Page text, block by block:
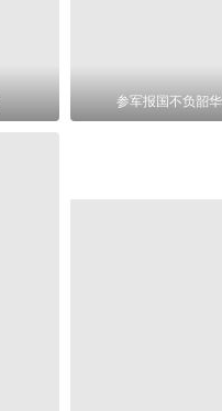
参军报国不负韶